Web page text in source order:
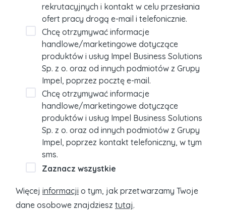
rekrutacyjnych i kontakt w celu przesłania
ofert pracy drogą e-mail i telefonicznie.
Chcę otrzymywać informacje
handlowe/marketingowe dotyczące
produktów i usług Impel Business Solutions
Sp. z o. oraz od innych podmiotów z Grupy
Impel, poprzez pocztę e-mail.
Chcę otrzymywać informacje
handlowe/marketingowe dotyczące
produktów i usług Impel Business Solutions
Sp. z o. oraz od innych podmiotów z Grupy
Impel, poprzez kontakt telefoniczny, w tym
sms.
Zaznacz wszystkie
Więcej informacji o tym, jak przetwarzamy Twoje
dane osobowe znajdziesz tutaj.